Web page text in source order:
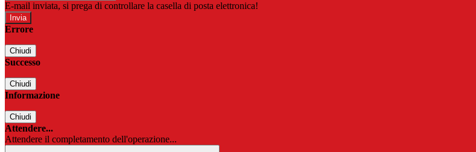
E-mail inviata, si prega di controllare la casella di posta elettronica!
Errore
Chiudi
Successo
Chiudi
Informazione
Chiudi
Attendere...
Attendere il completamento dell'operazione...